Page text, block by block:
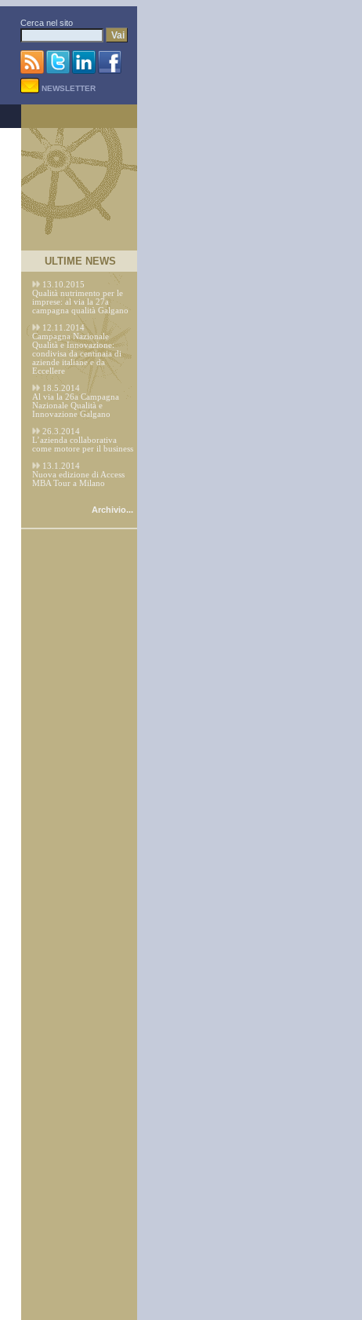
Cerca nel sito
Vai
NEWSLETTER
ULTIME NEWS
13.10.2015
Qualità nutrimento per le
imprese: al via la 27a
campagna qualità Galgano
12.11.2014
Campagna Nazionale
Qualità e Innovazione:
condivisa da centinaia di
aziende italiane e da
Eccellere
18.5.2014
Al via la 26a Campagna
Nazionale Qualità e
Innovazione Galgano
26.3.2014
L’azienda collaborativa
come motore per il business
13.1.2014
Nuova edizione di Access
MBA Tour a Milano
Archivio...